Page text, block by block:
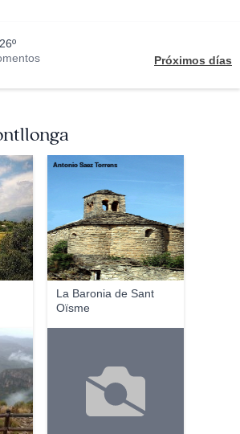
Próximos días
La Baronia de Sant
Oïsme
Antonio Saez Torrens